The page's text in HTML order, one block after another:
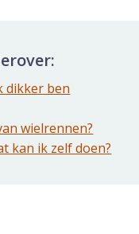
dikker ben
wielrennen?
kan ik zelf doen?